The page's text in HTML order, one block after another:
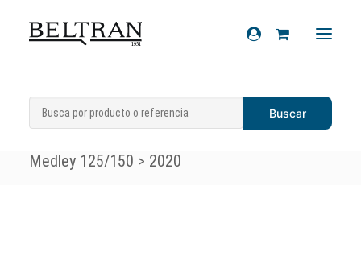
Recambios
Cascos
Inicio Accesorios » Cubrepiernas
»
Cubrepiernas Tucano Urbano Piaggio
Medley 125/150 > 2020